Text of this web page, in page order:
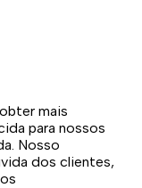
mais
para nossos
Nosso
dos clientes,